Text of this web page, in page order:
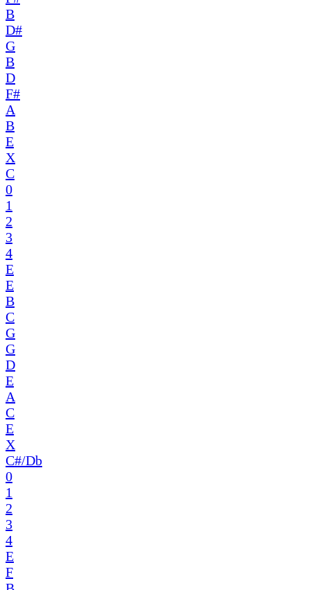
B
D#
G
B
D
F#
A
B
E
X
C
0
1
2
3
4
E
E
B
C
G
G
D
E
A
C
E
X
C#/Db
0
1
2
3
4
E
F